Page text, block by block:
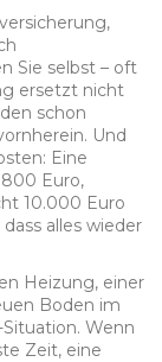
,
Sie selbst – oft
ersetzt nicht
schon
Und
Eine
Euro,
10.000 Euro
alles wieder
Heizung, einer
Boden im
Wenn
Zeit, eine